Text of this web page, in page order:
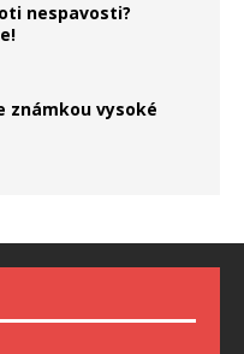
nespavosti?
známkou vysoké